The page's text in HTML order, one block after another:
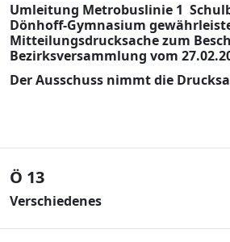
Umleitung Metrobuslinie 1 
Dönhoff-Gymnasium
Mitteilungsdrucksache zum
Bezirksversammlung vom
Der Ausschuss nimmt die
Ö 13
Verschiedenes